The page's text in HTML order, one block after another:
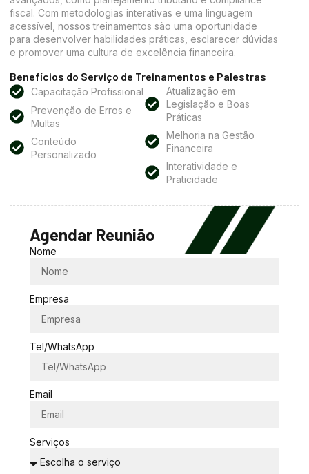
fiscal. Com metodologias interativas e uma linguagem
acessível, nossos treinamentos são uma oportunidade
para desenvolver habilidades práticas, esclarecer dúvidas
e promover uma cultura de excelência financeira.
Benefícios do Serviço de Treinamentos e Palestras
Capacitação Profissional
Prevenção de Erros e
Multas
Conteúdo
Personalizado
Atualização em
Legislação e Boas
Práticas
Melhoria na Gestão
Financeira
Interatividade e
Praticidade
Agendar Reunião
Nome
Empresa
Tel/WhatsApp
Email
Serviços